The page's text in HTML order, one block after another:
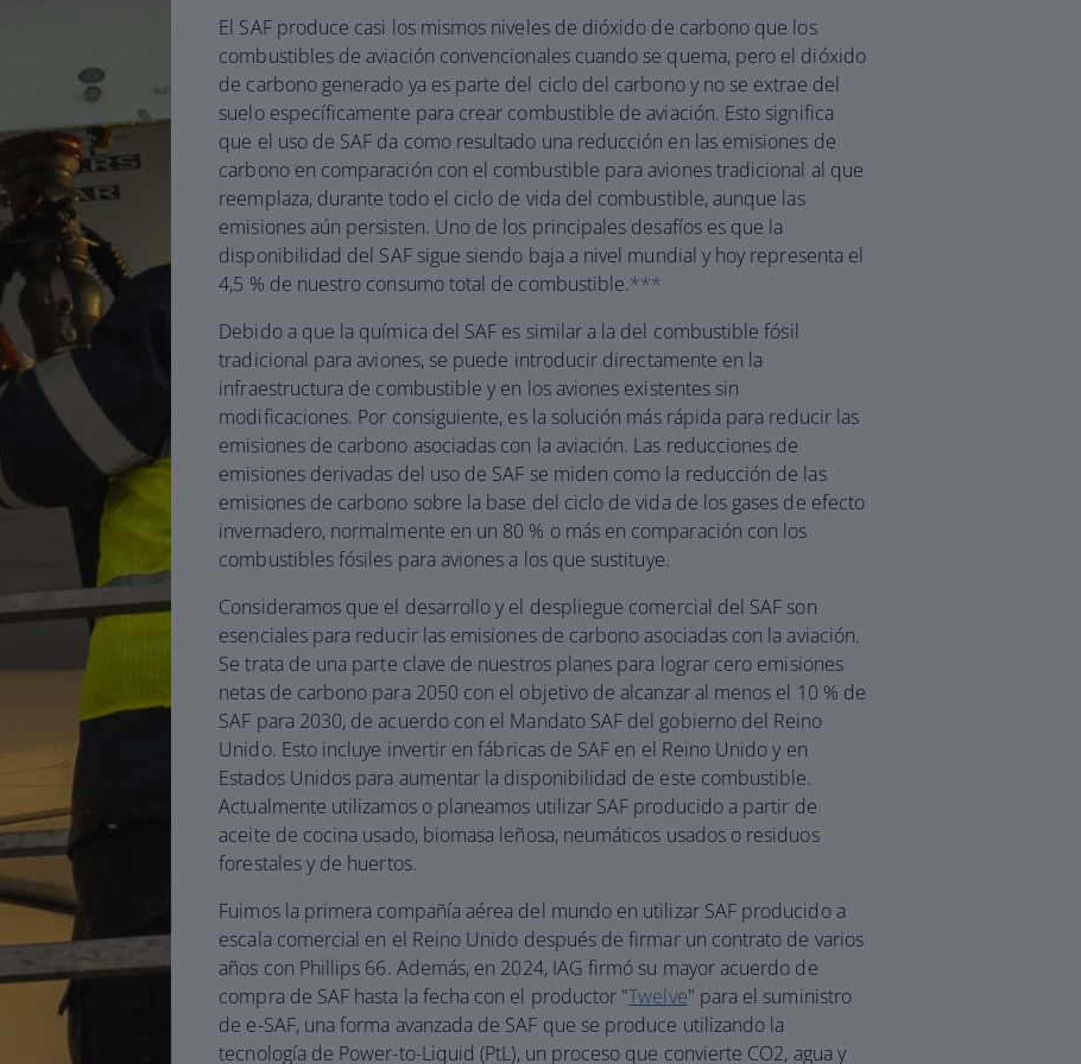
El SAF produce casi los mismos niveles de dióxido de carbono que los
combustibles de aviación convencionales cuando se quema, pero el dióxido
de carbono generado ya es parte del ciclo del carbono y no se extrae del
suelo específicamente para crear combustible de aviación. Esto significa
que el uso de SAF da como resultado una reducción en las emisiones de
carbono en comparación con el combustible para aviones tradicional al que
reemplaza, durante todo el ciclo de vida del combustible, aunque las
emisiones aún persisten. Uno de los principales desafíos es que la
disponibilidad del SAF sigue siendo baja a nivel mundial y hoy representa el
4,5 % de nuestro consumo total de combustible.***
Debido a que la química del SAF es similar a la del combustible fósil
tradicional para aviones, se puede introducir directamente en la
infraestructura de combustible y en los aviones existentes sin
modificaciones. Por consiguiente, es la solución más rápida para reducir las
emisiones de carbono asociadas con la aviación. Las reducciones de
emisiones derivadas del uso de SAF se miden como la reducción de las
emisiones de carbono sobre la base del ciclo de vida de los gases de efecto
invernadero, normalmente en un 80 % o más en comparación con los
combustibles fósiles para aviones a los que sustituye.
Consideramos que el desarrollo y el despliegue comercial del SAF son
esenciales para reducir las emisiones de carbono asociadas con la aviación.
Se trata de una parte clave de nuestros planes para lograr cero emisiones
netas de carbono para 2050 con el objetivo de alcanzar al menos el 10 % de
SAF para 2030, de acuerdo con el Mandato SAF del gobierno del Reino
Unido. Esto incluye invertir en fábricas de SAF en el Reino Unido y en
Estados Unidos para aumentar la disponibilidad de este combustible.
Actualmente utilizamos o planeamos utilizar SAF producido a partir de
aceite de cocina usado, biomasa leñosa, neumáticos usados o residuos
forestales y de huertos.
Fuimos la primera compañía aérea del mundo en utilizar SAF producido a
escala comercial en el Reino Unido después de firmar un contrato de varios
años con Phillips 66. Además, en 2024, IAG firmó su mayor acuerdo de
compra de SAF hasta la fecha con el productor "Twelve" para el suministro
de e-SAF, una forma avanzada de SAF que se produce utilizando la
tecnología de Power-to-Liquid (PtL), un proceso que convierte CO2, agua y